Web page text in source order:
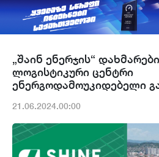
„შაინ ენერჯის“
ლოგისტიკური ცენტრი
ენერგოდამოუკიდებელი
21.06.2024.00:00